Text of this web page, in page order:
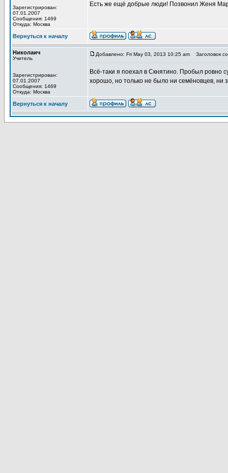
Зарегистрирован:
07.01.2007
Сообщения: 1469
Откуда: Москва
Есть же ещё добрые люди! Позвонил Женя
Вернуться к началу
Николаич
Учитель
Зарегистрирован:
07.01.2007
Сообщения: 1469
Откуда: Москва
Добавлено: Fri May 03, 2013 10:25 am Заголовок
Всё-таки я поехал в Скнятино. Пробыл ровно
хорошо, но только не было ни семёновцев, ни
Вернуться к началу